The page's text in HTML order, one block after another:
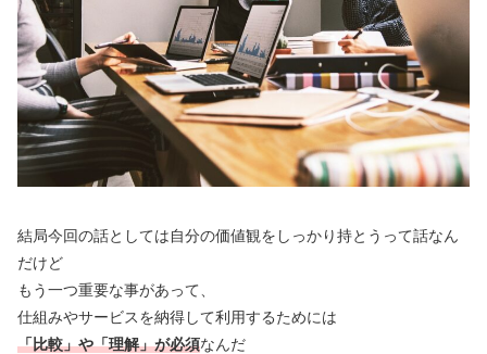
結局今回の話としては自分の価値観をしっかり持とうって話なん
だけど
もう一つ重要な事があって、
仕組みやサービスを納得して利用するためには
「比較」や「理解」が必須なんだ